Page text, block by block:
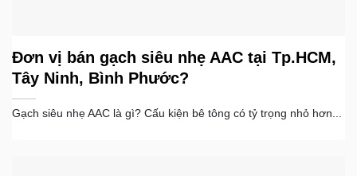
Đơn vị bán gạch siêu nhẹ AAC tại Tp.HCM,
Tây Ninh, Bình Phước?
Gạch siêu nhẹ AAC là gì? Cấu kiện bê tông có tỷ trọng nhỏ hơn...